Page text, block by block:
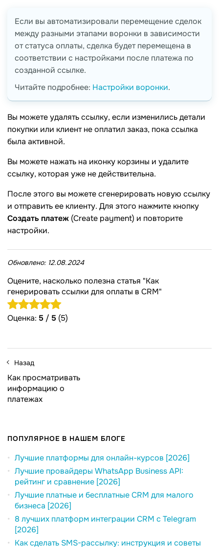
Если вы автоматизировали перемещение сделок
между разными этапами воронки в зависимости
от статуса оплаты, сделка будет перемещена в
соответствии с настройками после платежа по
созданной ссылке.
Читайте подробнее: Настройки воронки.
Вы можете удалять ссылку, если изменились детали
покупки или клиент не оплатил заказ, пока ссылка
была активной.
Вы можете нажать на иконку корзины и удалите
ссылку, которая уже не действительна.
После этого вы можете сгенерировать новую ссылку
и отправить ее клиенту. Для этого нажмите кнопку
Создать платеж (Create payment) и повторите
настройки.
Обновлено: 12.08.2024
Оцените, насколько полезна статья "Как
генерировать ссылки для оплаты в CRM"
Оценка: 5 / 5 (5)
Назад
Как просматривать
информацию о
платежах
ПОПУЛЯРНОЕ В НАШЕМ БЛОГЕ
Лучшие платформы для онлайн-курсов [2026]
Лучшие провайдеры WhatsApp Business API:
рейтинг и сравнение [2026]
Лучшие платные и бесплатные CRM для малого
бизнеса [2026]
8 лучших платформ интеграции CRM с Telegram
[2026]
Как сделать SMS-рассылку: инструкция и советы